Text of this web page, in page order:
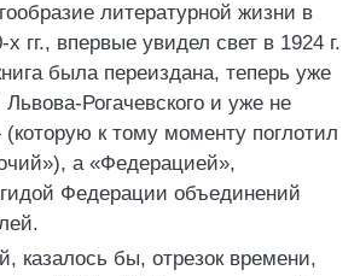
литературной жизни в
гг., впервые увидел свет в 1924 г.
была переиздана, теперь уже
Рогачевского и уже не
к тому моменту поглотил
а «Федерацией»,
Федерации объединений
казалось бы, отрезок времени,